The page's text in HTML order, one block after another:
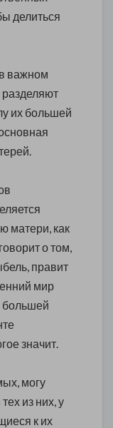
делиться
важном
разделяют
их большей
матери, как
о том,
правит
мир
большей
значит.
могу
из них, у
к их